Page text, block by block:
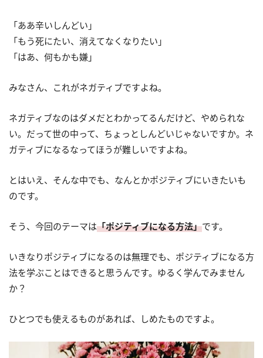
「ああ辛いしんどい」
「もう死にたい、消えてなくなりたい」
「はあ、何もかも嫌」
みなさん、これがネガティブですよね。
ネガティブなのはダメだとわかってるんだけど、やめられな
い。だって世の中って、ちょっとしんどいじゃないですか。ネ
ガティブになるなってほうが難しいですよね。
とはいえ、そんな中でも、なんとかポジティブにいきたいも
のです。
そう、今回のテーマは「ポジティブになる方法」です。
いきなりポジティブになるのは無理でも、ポジティブになる方
法を学ぶことはできると思うんです。ゆるく学んでみません
か？
ひとつでも使えるものがあれば、しめたものですよ。